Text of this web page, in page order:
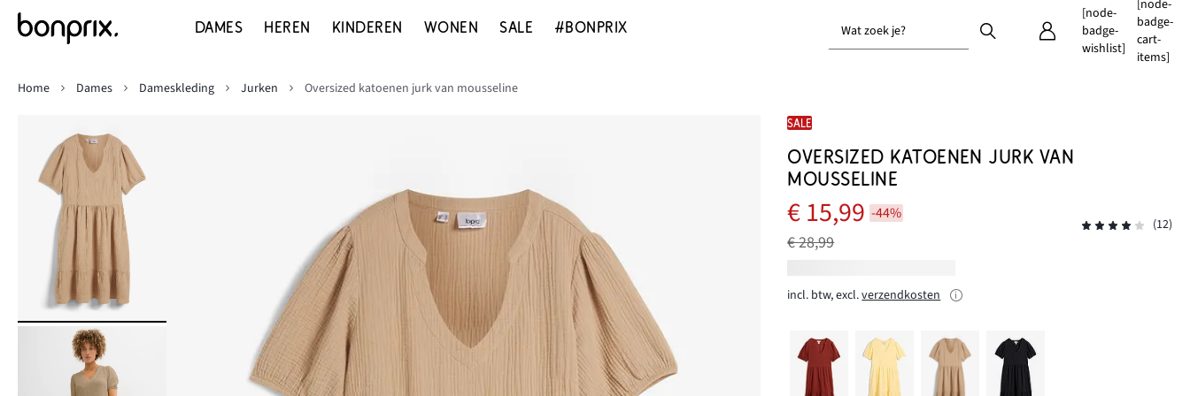
DAMES HEREN KINDEREN WONEN SALE #BONPRIX Wat zoek je?
[node-
badge-
wishlist]
[node-
badge-
cart-
items]
Home
Dames Dameskleding Jurken Oversized katoenen jurk van mousseline
SALE
OVERSIZED KATOENEN JURK VAN
MOUSSELINE
€ 15,99 -44%
€ 28,99
(12)
incl. btw, excl.verzendkosten